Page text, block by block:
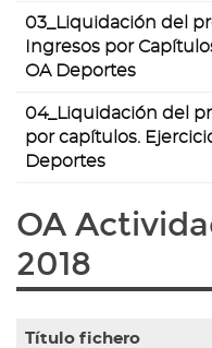
de
ficheros
contenidos
en
galería
de
documentos
03_Liquidación del
Ingresos por
OA Deportes
04_Liquidación del
por capítulos.
Deportes
OA
2018
Título fichero